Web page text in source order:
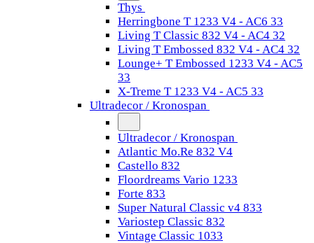
Thys
Herringbone T 1233 V4 - AC6 33
Living T Classic 832 V4 - AC4 32
Living T Embossed 832 V4 - AC4 32
Lounge+ T Embossed 1233 V4 - AC5
33
X-Treme T 1233 V4 - AC5 33
Ultradecor / Kronospan
Ultradecor / Kronospan
Atlantic Mo.Re 832 V4
Castello 832
Floordreams Vario 1233
Forte 833
Super Natural Classic v4 833
Variostep Classic 832
Vintage Classic 1033